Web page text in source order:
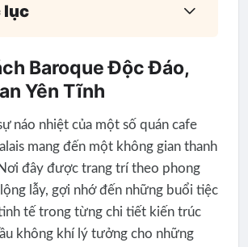
lục
Baroque Độc Đáo,
Yên Tĩnh
náo nhiệt của một số quán cafe
mang đến một không gian thanh
đây được trang trí theo phong
lẫy, gợi nhớ đến những buổi tiệc
tế trong từng chi tiết kiến trúc
không khí lý tưởng cho những